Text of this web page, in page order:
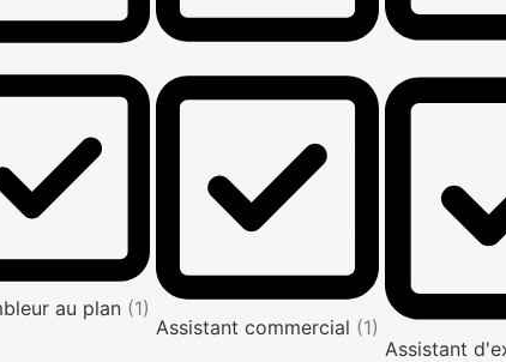
au plan (1)
Assistant commercial (1)
Assistant